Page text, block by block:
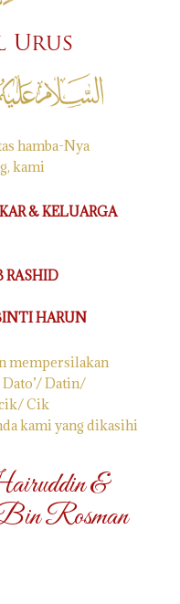
Urus
hamba-Nya
kami
& KELUARGA
RASHID
HARUN
mempersilakan
Datin/
Cik
kami yang dikasihi
&
Rosman